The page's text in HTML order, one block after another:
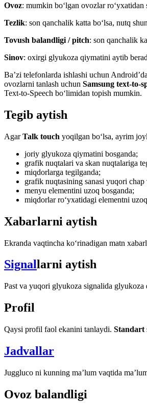
Ovoz: mumkin bo‘lgan ovozlar
Tezlik: son qanchalik katta bo‘lsa, nutq
Tovush balandligi / pitch: son qanchalik
Sinov: oxirgi glyukoza qiymatini aytib
Ba’zi telefonlarda ishlashi uchun
ovozlarni tanlash uchun Samsung text-to-
Text-to-Speech bo‘limidan topish mumkin.
Tegib aytish
AgarTalk touch yoqilgan bo‘lsa, ayrim
joriy glyukoza qiymatini bosganda;
grafik nuqtalari va skan nuqtalariga
miqdorlarga tegilganda;
grafik nuqtasining sanasi yuqori
menyu elementini uzoq bosganda;
miqdorlar ro‘yxatidagi elementni
Xabarlarni aytish
Ekranda vaqtincha ko‘rinadigan matn
Signallarni aytish
Past va yuqori glyukoza signalida glyukoza
Profil
Qaysi profil faol ekanini tanlaydi. Standart
Jadvallar
Juggluco ni kunning ma’lum vaqtida
Ovoz balandligi